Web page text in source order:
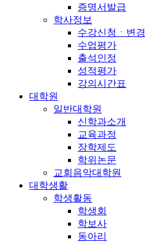
증명서발급
학사정보
수강신청ㆍ변경
수업평가
출석인정
성적평가
강의시간표
대학원
일반대학원
신학과소개
교육과정
장학제도
학위논문
교회음악대학원
대학생활
학생활동
학생회
학보사
동아리